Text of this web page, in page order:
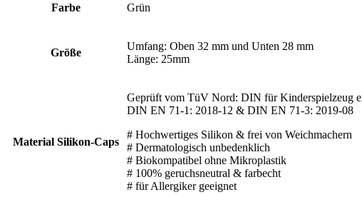
Farbe Grün
Größe
Umfang: Oben 32 mm und Unten 28 mm
Länge: 25mm
Material Silikon-Caps
Geprüft vom TüV Nord: DIN für Kinderspielzeug
DIN EN 71-1: 2018-12 & DIN EN 71-3: 2019-08
# Hochwertiges Silikon & frei von Weichmachern
# Dermatologisch unbedenklich
# Biokompatibel ohne Mikroplastik
# 100% geruchsneutral & farbecht
# für Allergiker geeignet